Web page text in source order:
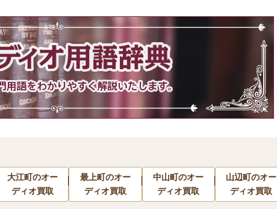
大江町のオー
ディオ買取
最上町のオー
ディオ買取
中山町のオー
ディオ買取
山辺町のオー
ディオ買取